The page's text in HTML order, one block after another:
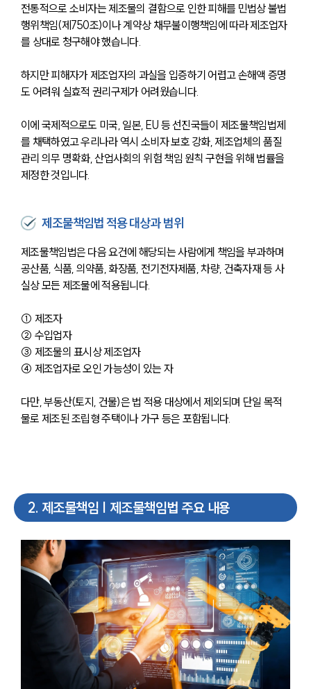
전통적으로 소비자는 제조물의 결함으로 인한 피해를 민법상 불법
행위책임(제750조)이나 계약상 채무불이행책임에 따라 제조업자
를 상대로 청구해야 했습니다.
하지만 피해자가 제조업자의 과실을 입증하기 어렵고 손해액 증명
도 어려워 실효적 권리구제가 어려웠습니다.
이에 국제적으로도 미국, 일본, EU 등 선진국들이 제조물책임법제
를 채택하였고 우리나라 역시 소비자 보호 강화, 제조업체의 품질
관리 의무 명확화, 산업사회의 위험 책임 원칙 구현을 위해 법률을
제정한 것입니다.
제조물책임법 적용 대상과 범위
제조물책임법은 다음 요건에 해당되는 사람에게 책임을 부과하며
공산품, 식품, 의약품, 화장품, 전기전자제품, 차량, 건축자재 등 사
실상 모든 제조물에 적용됩니다.
① 제조자
② 수입업자
③ 제조물의 표시상 제조업자
④ 제조업자로 오인 가능성이 있는 자
다만, 부동산(토지, 건물)은 법 적용 대상에서 제외되며 단일 목적
물로 제조된 조립형 주택이나 가구 등은 포함됩니다.
2. 제조물책임 | 제조물책임법 주요 내용